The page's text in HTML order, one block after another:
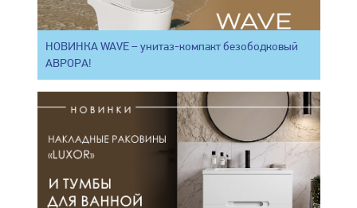
НОВИНКА WAVE – унитаз-компакт безободковый
АВРОРА!